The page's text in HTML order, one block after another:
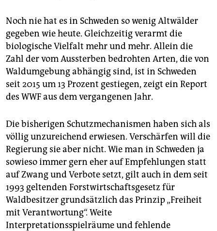
Noch nie hat es in Schweden so wenig Altwälder
gegeben wie heute. Gleichzeitig verarmt die
biologische Vielfalt mehr und mehr. Allein die
Zahl der vom Aussterben bedrohten Arten, die von
Waldumgebung abhängig sind, ist in Schweden
seit 2015 um 13 Prozent gestiegen, zeigt ein Report
des WWF aus dem vergangenen Jahr.
Die bisherigen Schutzmechanismen haben sich als
völlig unzureichend erwiesen. Verschärfen will die
Regierung sie aber nicht. Wie man in Schweden ja
sowieso immer gern eher auf Empfehlungen statt
auf Zwang und Verbote setzt, gilt auch in dem seit
1993 geltenden Forstwirtschaftsgesetz für
Waldbesitzer grundsätzlich das Prinzip „Freiheit
mit Verantwortung“. Weite
Interpretationsspielräume und fehlende